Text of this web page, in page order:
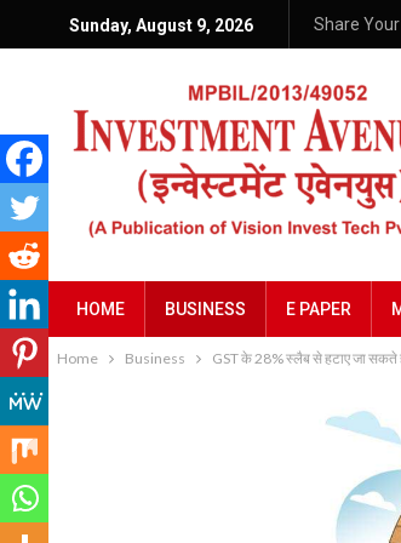
Sunday, August 9, 2026 Share
HOME BUSINESS E PAPER
Home Business GST के 28% स्लैब से हटाए जा